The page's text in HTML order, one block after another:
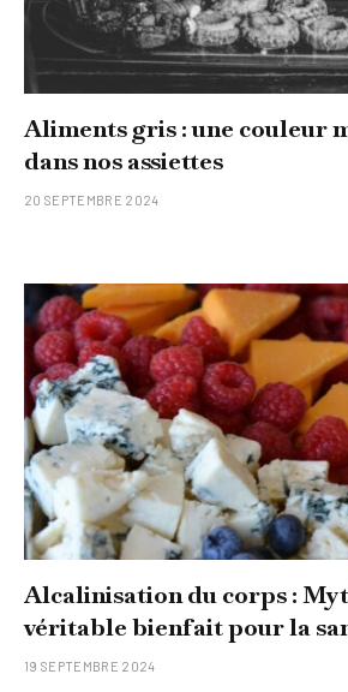
Aliments gris : une couleur
dans nos assiettes
20 SEPTEMBRE 2024
Alcalinisation du corps :
véritable bienfait pour la
19 SEPTEMBRE 2024